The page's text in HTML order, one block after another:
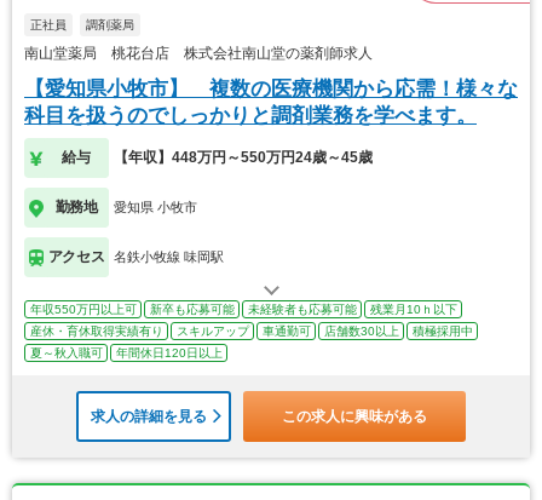
正社員 調剤薬局
南山堂薬局 桃花台店 株式会社南山堂の薬剤師求人
【愛知県小牧市】 複数の医療機関から応需！様々な
科目を扱うのでしっかりと調剤業務を学べます。
給与 【年収】448万円～550万円24歳～45歳
勤務地 愛知県 小牧市
アクセス 名鉄小牧線 味岡駅
年収550万円以上可 新卒も応募可能 未経験者も応募可能
残業月10ｈ以下
産休・育休取得実績有り
スキルアップ 車通勤可 店舗数30以上
積極採用中
夏～秋入職可
年間休日120日以上
求人の詳細を見る この求人に興味がある